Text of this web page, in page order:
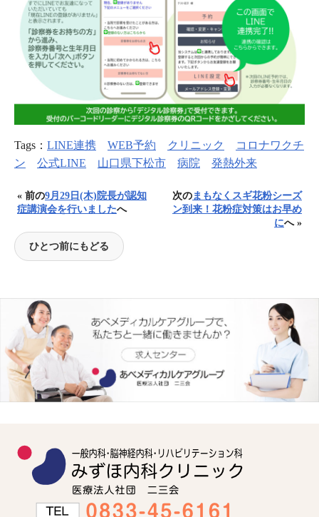
Tags： LINE連携 WEB予約 クリニック
コロナワクチ
ン
公式LINE 山口県下松市 病院 発熱外来
« 前の9月29日(木)院長が認知
症講演会を行いましたへ
次のまもなくスギ花粉シーズ
ン到来！花粉症対策はお早め
にへ »